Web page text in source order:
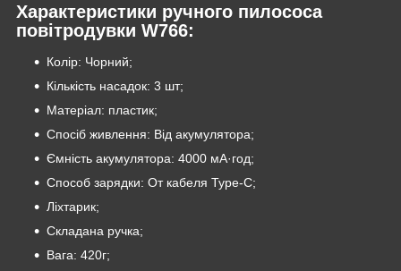
Характеристики ручного пилососа
повітродувки W766:
Колір: Чорний;
Кількість насадок: 3 шт;
Матеріал: пластик;
Спосіб живлення: Від акумулятора;
Ємність акумулятора: 4000 мА·год;
Способ зарядки: От кабеля Type-C;
Ліхтарик;
Складана ручка;
Вага: 420г;